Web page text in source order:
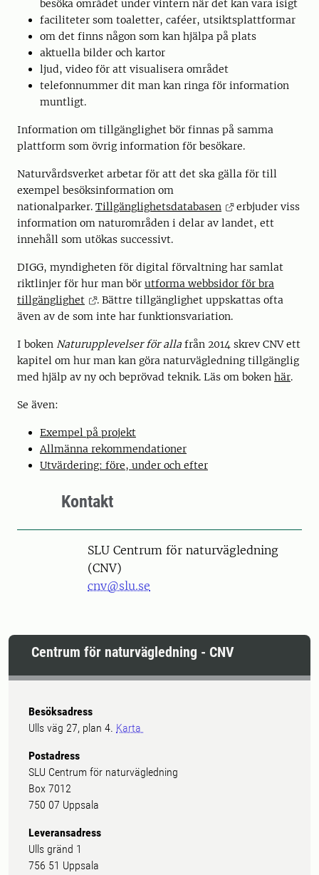
besöka området under vintern när det kan vara isigt
faciliteter som toaletter, caféer, utsiktsplattformar
om det finns någon som kan hjälpa på plats
aktuella bilder och kartor
ljud, video för att visualisera området
telefonnummer dit man kan ringa för information
muntligt.
Information om tillgänglighet bör finnas på samma
plattform som övrig information för besökare.
Naturvårdsverket arbetar för att det ska gälla för till
exempel besöksinformation om
nationalparker. Tillgänglighetsdatabasen
erbjuder viss
information om naturområden i delar av landet, ett
innehåll som utökas successivt.
DIGG, myndigheten för digital förvaltning har samlat
riktlinjer för hur man bör utforma webbsidor för bra
tillgänglighet
. Bättre tillgänglighet uppskattas ofta
även av de som inte har funktionsvariation.
I boken Naturupplevelser för alla från 2014 skrev CNV ett
kapitel om hur man kan göra naturvägledning tillgänglig
med hjälp av ny och beprövad teknik. Läs om boken här.
Se även:
Exempel på projekt
Allmänna rekommendationer
Utvärdering: före, under och efter
Kontakt
SLU Centrum för naturvägledning
(CNV)
cnv@slu.se
Centrum för naturvägledning - CNV
Besöksadress
Ulls väg 27, plan 4. Karta
Postadress
SLU Centrum för naturvägledning
Box 7012
750 07 Uppsala
Leveransadress
Ulls gränd 1
756 51 Uppsala